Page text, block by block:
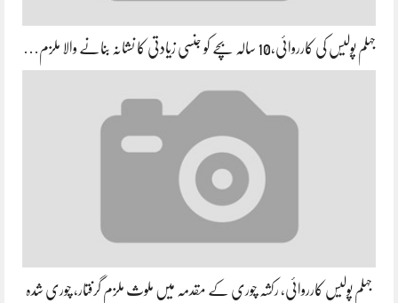
جہلم پولیس کی کارروائی،10 سالہ بچے کو جنسی زیادتی کا نشانہ بنانے والا ملزم…
جہلم پولیس کارروائی، رکشہ چوری کے مقدمہ میں ملوث ملزم گرفتار، چوری شدہ